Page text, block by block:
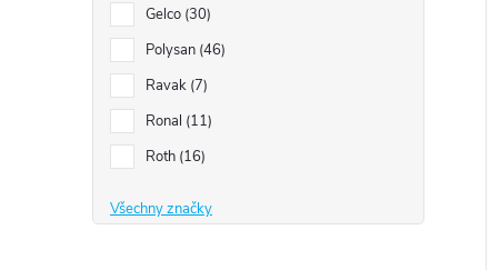
a
n
e
Gelco 30
Polysan 46
Ravak 7
Ronal 11
Roth 16
Všechny značky